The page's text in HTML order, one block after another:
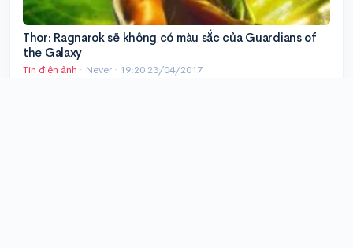
Thor: Ragnarok sẽ không có màu sắc của Guardians of
the Galaxy
Tin điện ảnh · Never · 19:20 23/04/2017